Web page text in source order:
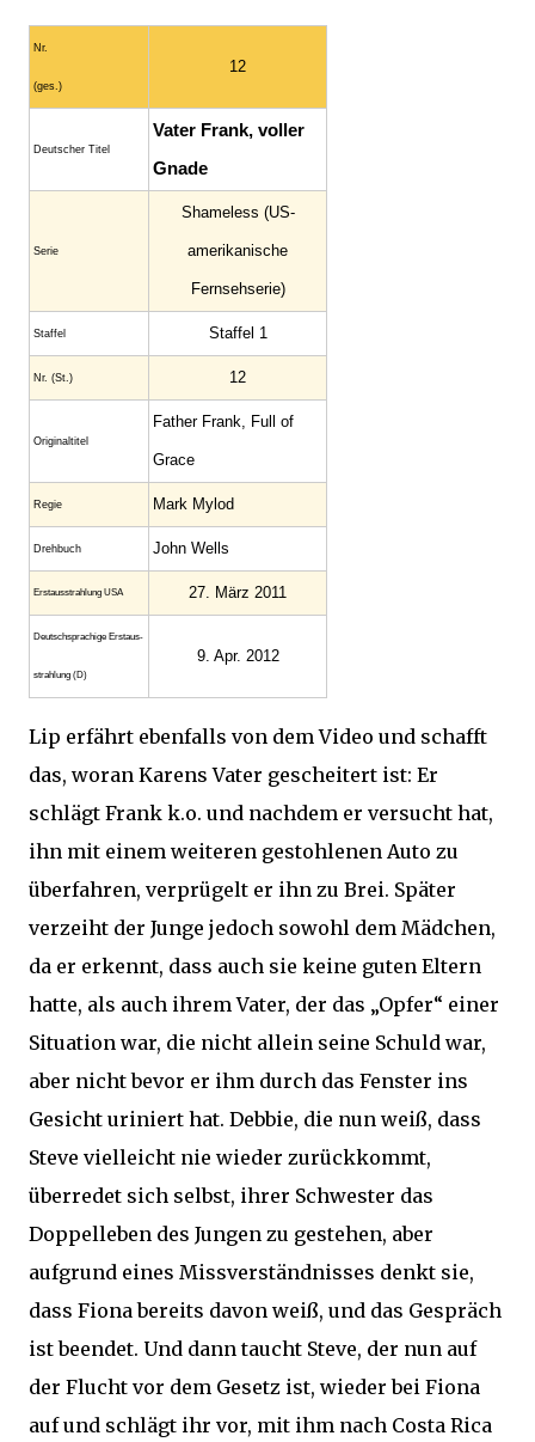
Nr.
(ges.)
12
Deutscher Titel
Vater Frank, voller
Gnade
Serie
Shameless (US-
amerikanische
Fernsehserie)
Staffel Staffel 1
Nr. (St.) 12
Original­titel
Father Frank, Full of
Grace
Regie Mark Mylod
Drehbuch John Wells
Erstaus­strahlung USA 27. März 2011
Deutsch­sprachige Erstaus­
strahlung (D)
9. Apr. 2012
Lip erfährt ebenfalls von dem Video und schafft
das, woran Karens Vater gescheitert ist: Er
schlägt Frank k.o. und nachdem er versucht hat,
ihn mit einem weiteren gestohlenen Auto zu
überfahren, verprügelt er ihn zu Brei. Später
verzeiht der Junge jedoch sowohl dem Mädchen,
da er erkennt, dass auch sie keine guten Eltern
hatte, als auch ihrem Vater, der das „Opfer“ einer
Situation war, die nicht allein seine Schuld war,
aber nicht bevor er ihm durch das Fenster ins
Gesicht uriniert hat. Debbie, die nun weiß, dass
Steve vielleicht nie wieder zurückkommt,
überredet sich selbst, ihrer Schwester das
Doppelleben des Jungen zu gestehen, aber
aufgrund eines Missverständnisses denkt sie,
dass Fiona bereits davon weiß, und das Gespräch
ist beendet. Und dann taucht Steve, der nun auf
der Flucht vor dem Gesetz ist, wieder bei Fiona
auf und schlägt ihr vor, mit ihm nach Costa Rica